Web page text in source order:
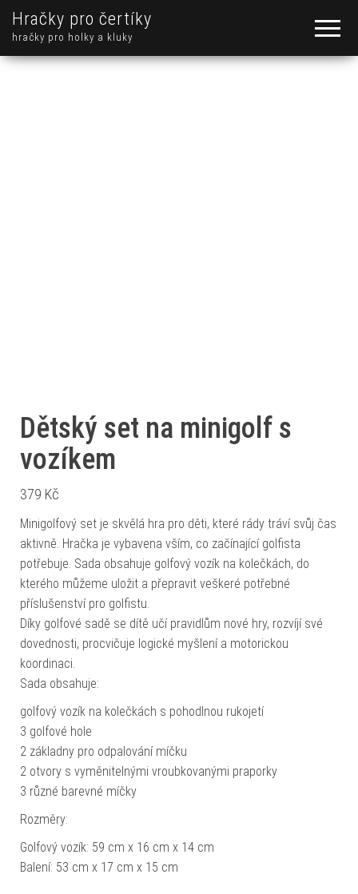
Hračky pro čertíky
hračky pro holky a kluky
Dětský set na minigolf s
vozíkem
379 Kč
Minigolfový set je skvělá hra pro děti, které rády tráví svůj čas
aktivně. Hračka je vybavena vším, co začínající golfista
potřebuje. Sada obsahuje golfový vozík na kolečkách, do
kterého můžeme uložit a přepravit veškeré potřebné
příslušenství pro golfistu.
Díky golfové sadě se dítě učí pravidlům nové hry, rozvíjí své
dovednosti, procvičuje logické myšlení a motorickou
koordinaci.
Sada obsahuje:
golfový vozík na kolečkách s pohodlnou rukojetí
3 golfové hole
2 základny pro odpalování míčku
2 otvory s vyměnitelnými vroubkovanými praporky
3 různé barevné míčky
Rozměry:
Golfový vozík: 59 cm x 16 cm x 14 cm
Balení: 53 cm x 17 cm x 15 cm